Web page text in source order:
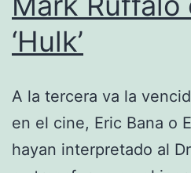
‘Hulk’
A la tercera va la
en el cine, Eric Bana o
hayan interpretado al